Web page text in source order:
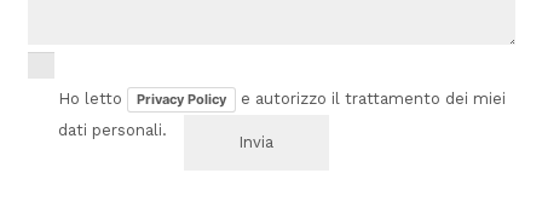
Ho letto Privacy Policy
e autorizzo il trattamento dei miei
dati personali.